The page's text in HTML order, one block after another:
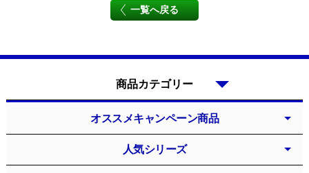
一覧へ戻る
オススメキャンペーン商品
人気シリーズ
商品カテゴリー